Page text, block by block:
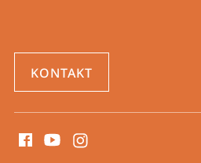
KONTAKT
Media